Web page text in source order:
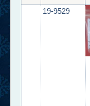
19-9529